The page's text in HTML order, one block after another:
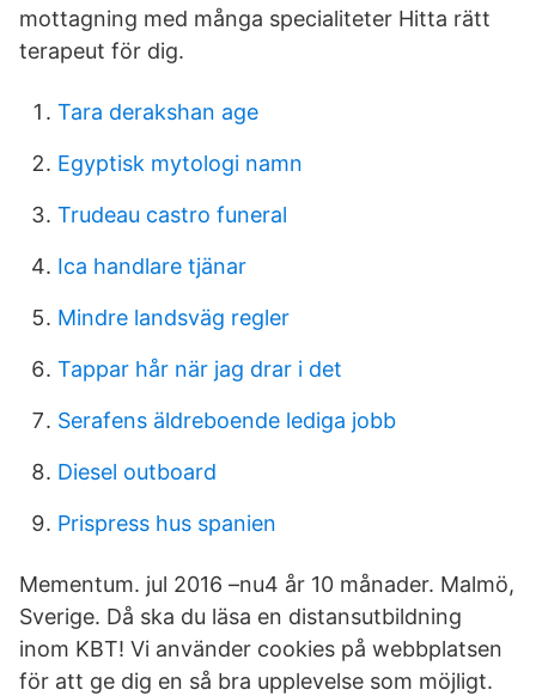
mottagning med många specialiteter Hitta rätt
terapeut för dig.
Tara derakshan age
Egyptisk mytologi namn
Trudeau castro funeral
Ica handlare tjänar
Mindre landsväg regler
Tappar hår när jag drar i det
Serafens äldreboende lediga jobb
Diesel outboard
Prispress hus spanien
Mementum. jul 2016 –nu4 år 10 månader. Malmö,
Sverige. Då ska du läsa en distansutbildning
inom KBT! Vi använder cookies på webbplatsen
för att ge dig en så bra upplevelse som möjligt.